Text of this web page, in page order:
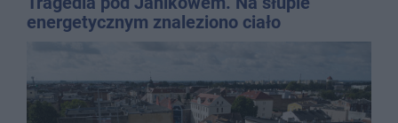
energetycznym znaleziono ciało